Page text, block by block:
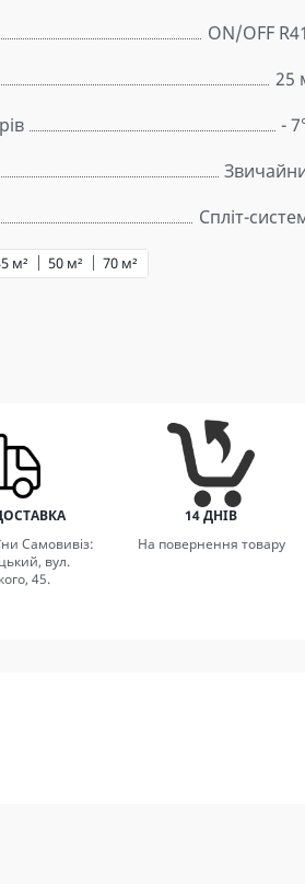
ON/OFF
25
-
Спліт-
м² 50 м² 70 м²
Самовивіз:
вул.
45.
14 ДНІВ
На повернення товару